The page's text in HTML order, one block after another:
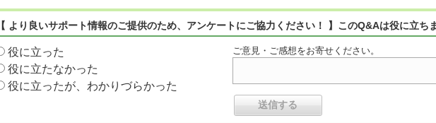
【 より良いサポート情報のご提供のため、アンケートにご協力ください！ 】このQ&Aは役に立ち
役に立った
役に立たなかった
役に立ったが、わかりづらかった
ご意見・ご感想をお寄せください。